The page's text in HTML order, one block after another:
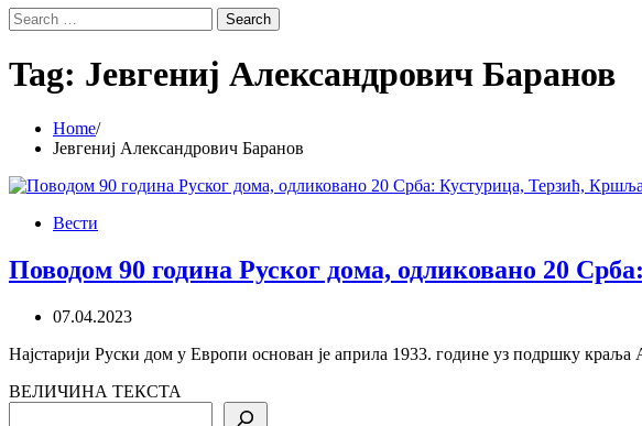
Search
for:
Tag: Јевгениј Александрович Баранов
Home
Јевгениј Александрович Баранов
Вести
Поводом 90 година Руског дома, одликовано 20
07.04.2023
Најстарији Руски дом у Европи основан је априла 1933. године уз подршку
ВЕЛИЧИНА ТЕКСТА